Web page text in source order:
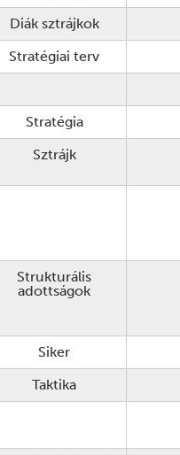
Diák sztrájkok
Stratégiai terv
Stratégia
Sztrájk
Strukturális
adottságok
Siker
Taktika